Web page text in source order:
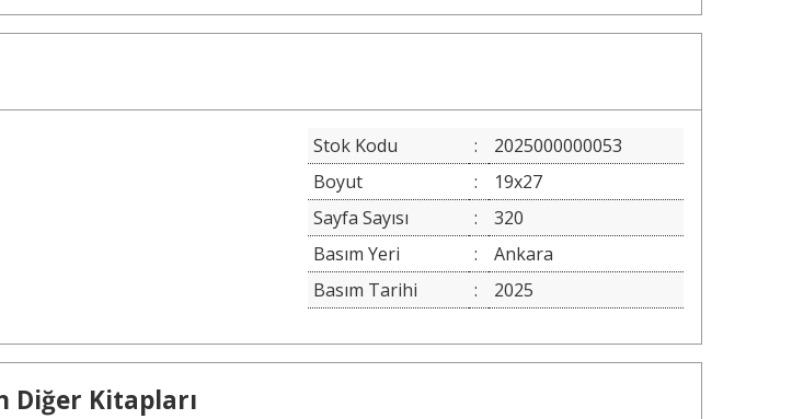
Stok Kodu :
2025000000053
Boyut
:
19x27
Sayfa Sayısı
:
320
Basım Yeri
:
Ankara
Basım Tarihi
: 2025
Diğer Kitapları